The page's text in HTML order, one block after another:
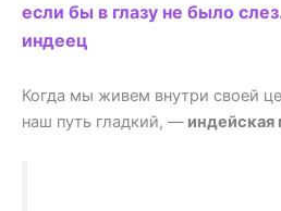
если бы в глазу не было
индеец
Когда мы живем внутри своей
наш путь гладкий, — индейская